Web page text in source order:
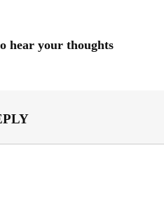
hear your thoughts